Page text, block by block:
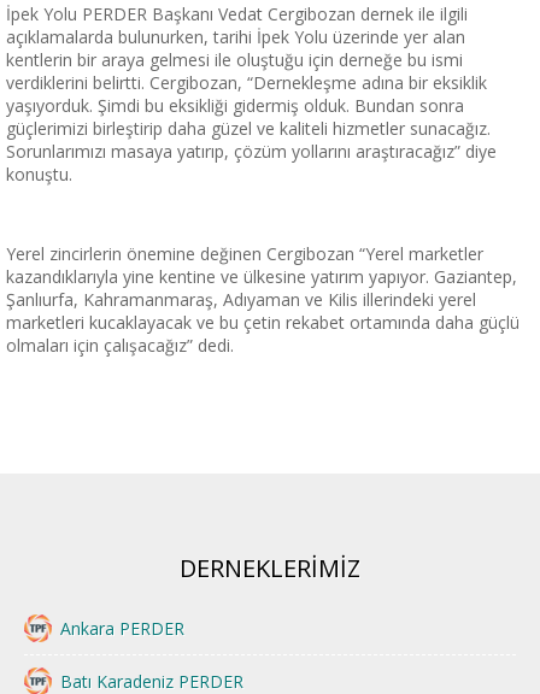
İpek Yolu PERDER Başkanı Vedat Cergibozan dernek ile ilgili
açıklamalarda bulunurken, tarihi İpek Yolu üzerinde yer alan
kentlerin bir araya gelmesi ile oluştuğu için derneğe bu ismi
verdiklerini belirtti. Cergibozan, “Dernekleşme adına bir eksiklik
yaşıyorduk. Şimdi bu eksikliği gidermiş olduk. Bundan sonra
güçlerimizi birleştirip daha güzel ve kaliteli hizmetler sunacağız.
Sorunlarımızı masaya yatırıp, çözüm yollarını araştıracağız” diye
konuştu.
Yerel zincirlerin önemine değinen Cergibozan “Yerel marketler
kazandıklarıyla yine kentine ve ülkesine yatırım yapıyor. Gaziantep,
Şanlıurfa, Kahramanmaraş, Adıyaman ve Kilis illerindeki yerel
marketleri kucaklayacak ve bu çetin rekabet ortamında daha güçlü
olmaları için çalışacağız” dedi.
DERNEKLERİMİZ
Ankara PERDER
Batı Karadeniz PERDER